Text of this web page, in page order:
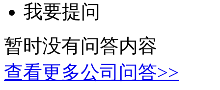
我要提问
暂时没有问答内容
查看更多公司问答>>